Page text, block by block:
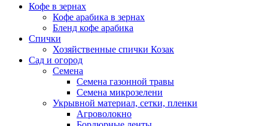
Кофе в зернах
Кофе арабика в зернах
Бленд кофе арабика
Спички
Хозяйственные спички Козак
Сад и огород
Семена
Семена газонной травы
Семена микрозелени
Укрывной материал, сетки, пленки
Агроволокно